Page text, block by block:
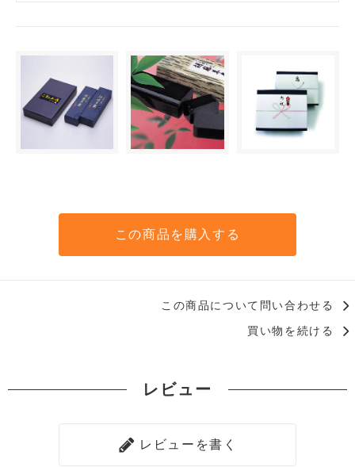
この商品を購入する
この商品について問い合わせる
買い物を続ける
レビュー
レビューを書く